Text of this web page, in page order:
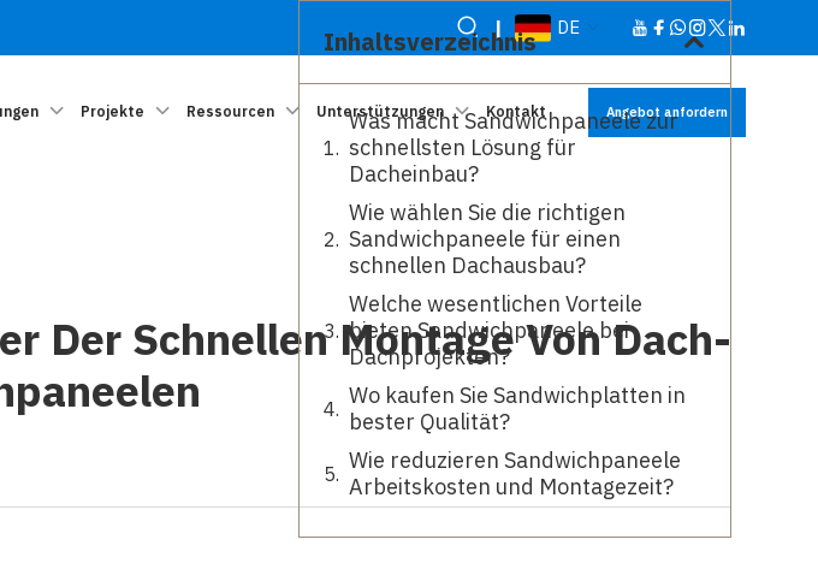
| DE
Projekte Ressourcen Unterstützungen Kontakt Angebot anfordern
Der Schnellen Montage Von Dach-
Inhaltsverzeichnis
Was macht Sandwichpaneele zur
schnellsten Lösung für
Dacheinbau?
Wie wählen Sie die richtigen
Sandwichpaneele für einen
schnellen Dachausbau?
Welche wesentlichen Vorteile
bieten Sandwichpaneele bei
Dachprojekten?
Wo kaufen Sie Sandwichplatten in
bester Qualität?
Wie reduzieren Sandwichpaneele
Arbeitskosten und Montagezeit?